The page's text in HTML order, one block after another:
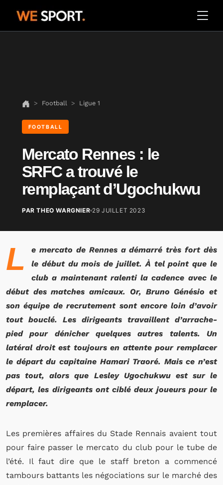
Football Ligue 1
FOOTBALL
Mercato Rennes : le
SRFC a trouvé le
remplaçant d’Ugochukwu
PAR THEO WARGNIER 29 JUILLET 2023
L
e mercato de Rennes a démarré très fort dès
le début du mois de juillet. À tel point que le
club a maintenant ralenti la cadence avec le
début des matches amicaux. Or, Bruno Génésio et
son équipe de recrutement sont encore loin d’avoir
tout bouclé. Les dirigeants travaillent d’arrache-
pied pour dénicher quelques autres talents. Un
latéral droit est toujours en attente pour remplacer
le départ du capitaine Hamari Traoré. Mais ce n’est
pas tout, alors que Lesley Ugochukwu est sur le
départ, les dirigeants ont ciblé deux joueurs pour le
remplacer.
Les premières affaires du Stade Rennais avaient tout
pour faire passer le mercato du club pour le tube de
l’été. Il faut dire que le staff breton a commencé
tambours battants les négociations sur le marché des